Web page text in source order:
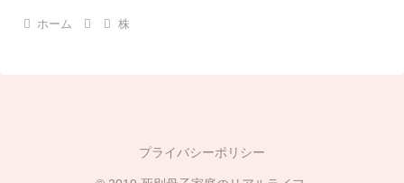
ホーム 株
プライバシーポリシー